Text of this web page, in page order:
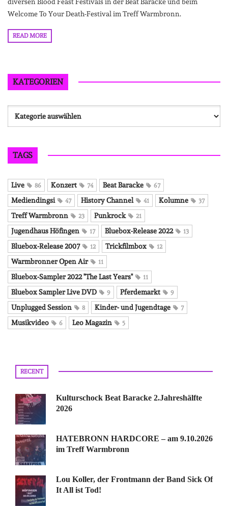
diversen Blood Feast Festivals in der Beat Baracke und beim
Welcome To Your Death-Festival im Treff Warmbronn.
READ MORE
KATEGORIEN
Kategorien
TAGS
Live 86 Konzert 74 Beat Baracke 67
Mediendingsi 47 History Channel 41 Kolumne 37
Treff Warmbronn 23 Punkrock 21
Jugendhaus Höfingen 17 Bluebox-Release 2022 13
Bluebox-Release 2007 12 Trickfilmbox 12
Warmbronner Open Air 11
Bluebox-Sampler 2022 "The Last Years" 11
Bluebox Sampler Live DVD 9 Pferdemarkt 9
Unplugged Session 8 Kinder- und Jugendtage 7
Musikvideo 6 Leo Magazin 5
RECENT
Kulturschock Beat Baracke 2.Jahreshälfte
2026
HATEBRONN HARDCORE – am 9.10.2026
im Treff Warmbronn
Lou Koller, der Frontmann der Band Sick Of
It All ist Tod!